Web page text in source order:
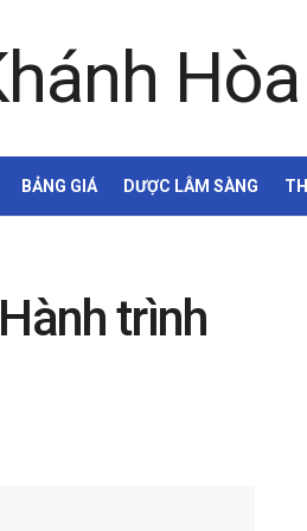
BẢNG GIÁ DƯỢC LÂM SÀNG
trình